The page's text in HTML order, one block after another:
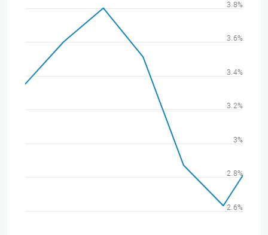
2.6%
2.8%
3%
3.2%
3.4%
3.6%
3.8%